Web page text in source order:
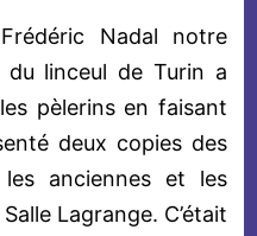
Nadal notre
linceul de Turin a
pèlerins en faisant
deux copies des
anciennes et les
Lagrange. C’était